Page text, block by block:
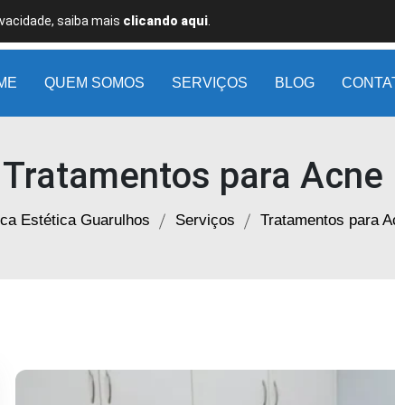
QUEM SOMOS SERVIÇOS BLOG
Tratamentos para Acne
Estética Guarulhos Serviços Tratamentos para
saiba mais clicando aqui